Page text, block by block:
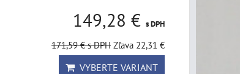
149,28 € s DPH
171,59 €s DPH Zľava 22,31 €
VYBERTE VARIANT